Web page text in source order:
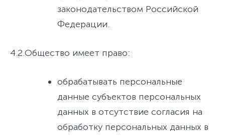
законодательством Российской
Федерации.
4.2.Общество имеет право:
обрабатывать персональные
данные субъектов персональных
данных в отсутствие согласия на
обработку персональных данных в